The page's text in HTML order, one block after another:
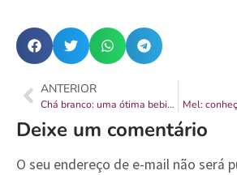
ANTERIOR
Chá branco: uma ótima bebida Mel:
Deixe um comentário
O seu endereço de e-mail não será